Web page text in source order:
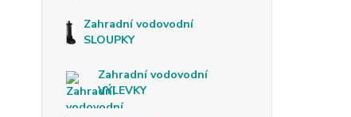
Zahradní vodovodní
SLOUPKY
Zahradní vodovodní
VÝLEVKY